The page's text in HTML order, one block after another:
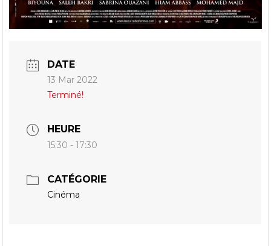
DATE
13 Mar 2022
Terminé!
HEURE
15:30 - 17:30
CATÉGORIE
Cinéma